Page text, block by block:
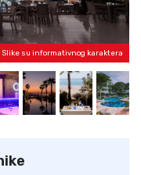
Slike su informativnog karaktera